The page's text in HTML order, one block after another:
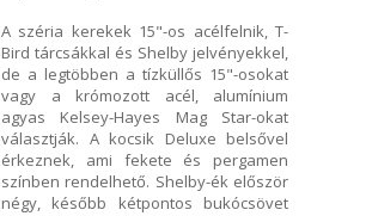
A széria kerekek 15"-os acélfelnik, T-
Bird tárcsákkal és Shelby jelvényekkel,
de a legtöbben a tízküllős 15"-osokat
vagy a krómozott acél, alumínium
agyas Kelsey-Hayes Mag Star-okat
választják. A kocsik Deluxe belsővel
érkeznek, ami fekete és pergamen
színben rendelhető. Shelby-ék először
négy, később kétpontos bukócsövet